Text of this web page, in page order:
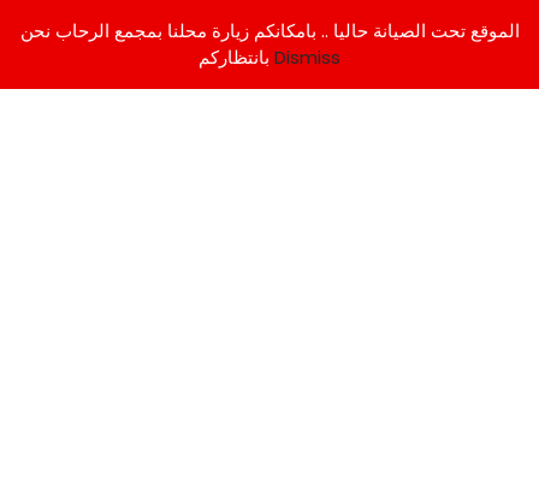
الموقع تحت الصيانة حاليا .. بامكانكم زيارة محلنا بمجمع الرحاب نحن
Dismiss